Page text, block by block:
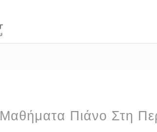
Μαθήματα Πιάνο Στη